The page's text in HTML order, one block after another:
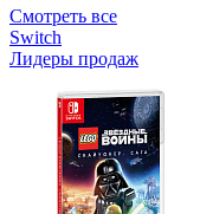
Смотреть все
Switch
Лидеры продаж